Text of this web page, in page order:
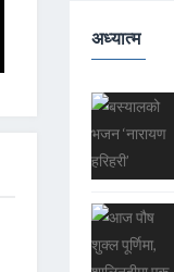
अध्यात्म